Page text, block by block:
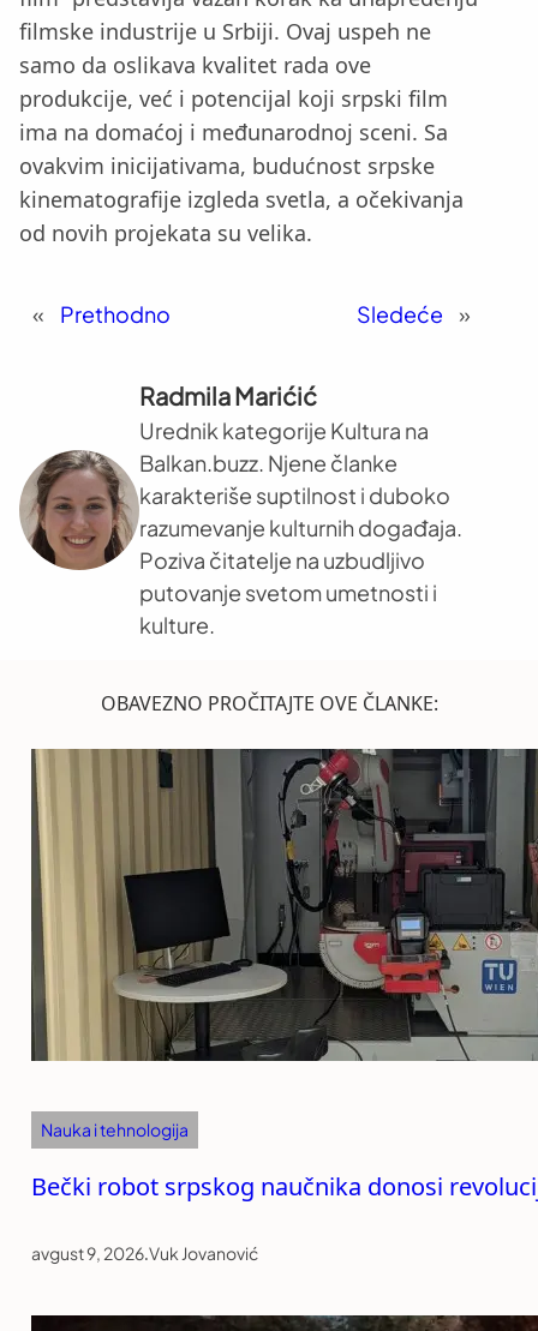
filmske industrije u Srbiji. Ovaj uspeh ne
samo da oslikava kvalitet rada ove
produkcije, već i potencijal koji srpski film
ima na domaćoj i međunarodnoj sceni. Sa
ovakvim inicijativama, budućnost srpske
kinematografije izgleda svetla, a očekivanja
od novih projekata su velika.
« Prethodno Sledeće »
Radmila Marićić
Urednik kategorije Kultura na
Balkan.buzz. Njene članke
karakteriše suptilnost i duboko
razumevanje kulturnih događaja.
Poziva čitatelje na uzbudljivo
putovanje svetom umetnosti i
kulture.
OBAVEZNO PROČITAJTE OVE ČLANKE:
Nauka i tehnologija
Bečki robot srpskog naučnika donosi
avgust 9, 2026.Vuk Jovanović